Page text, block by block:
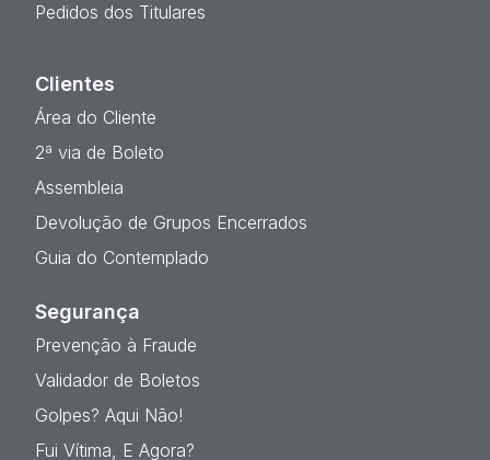
Pedidos dos Titulares
Clientes
Área do Cliente
2ª via de Boleto
Assembleia
Devolução de Grupos Encerrados
Guia do Contemplado
Segurança
Prevenção à Fraude
Validador de Boletos
Golpes? Aqui Não!
Fui Vítima, E Agora?